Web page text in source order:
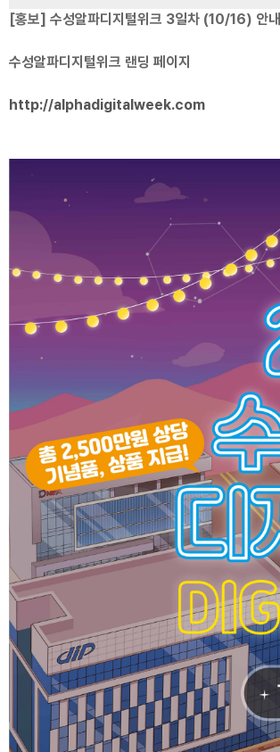
[홍보] 수성알파디지털위크 3일차 (10/16) 안내
수성알파디지털위크 랜딩 페이지
http://alphadigitalweek.com